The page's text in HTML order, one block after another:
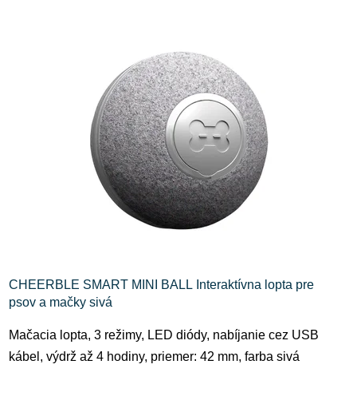
CHEERBLE SMART MINI BALL Interaktívna lopta pre
psov a mačky sivá
Mačacia lopta, 3 režimy, LED diódy, nabíjanie cez USB
kábel, výdrž až 4 hodiny, priemer: 42 mm, farba sivá